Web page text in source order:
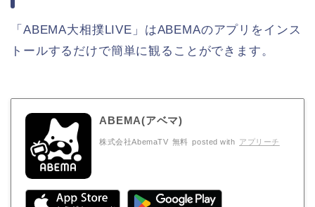
「ABEMA大相撲LIVE」はABEMAのアプリをインス
トールするだけで簡単に観ることができます。
ABEMA(アベマ)
株式会社AbemaTV 無料 posted with アプリーチ